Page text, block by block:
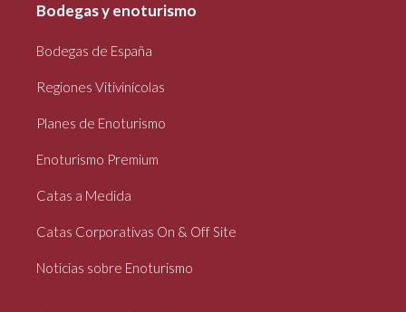
Bodegas y enoturismo
Bodegas de España
Regiones Vitivinícolas
Planes de Enoturismo
Enoturismo Premium
Catas a Medida
Catas Corporativas On & Off Site
Noticias sobre Enoturismo